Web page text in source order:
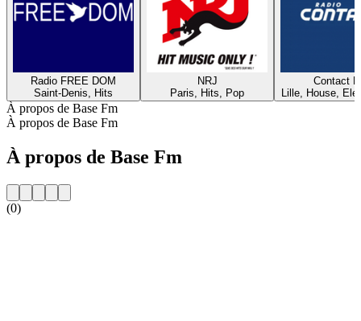
Radio FREE DOM
Saint-Denis, Hits
NRJ
Paris, Hits, Pop
Contact
Lille, House,
À propos de Base Fm
À propos de Base Fm
À propos de Base Fm
(0)